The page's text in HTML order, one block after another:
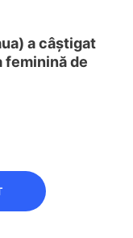
a câștigat
feminină de